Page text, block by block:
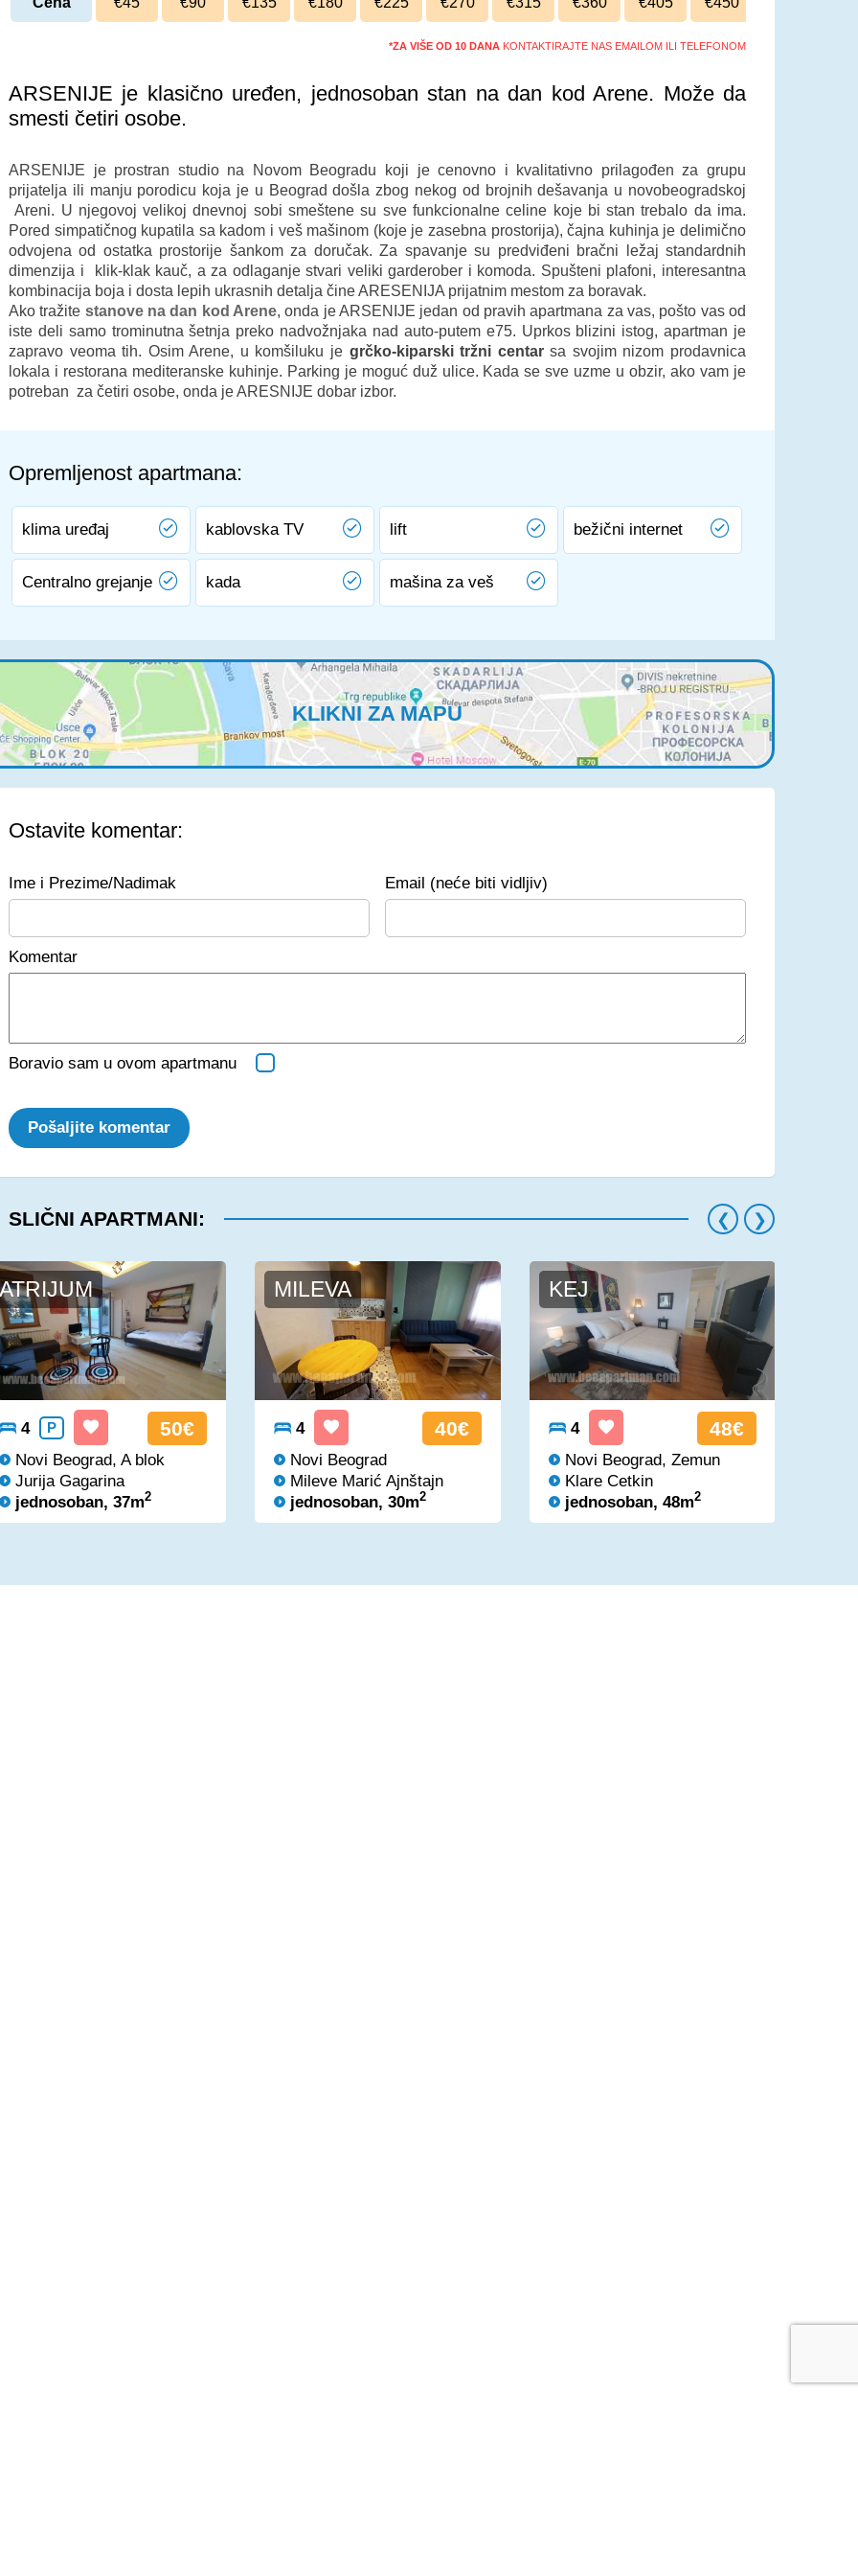
*ZA VIŠE OD 10 DANA KONTAKTIRAJTE NAS EMAILOM ILI TELEFONOM
ARSENIJE je klasično uređen, jednosoban stan na dan kod Arene. Može da
smesti četiri osobe.
ARSENIJE je prostran studio na Novom Beogradu koji je cenovno i kvalitativno prilagođen za grupu
prijatelja ili manju porodicu koja je u Beograd došla zbog nekog od brojnih dešavanja u novobeogradskoj
Areni. U njegovoj velikoj dnevnoj sobi smeštene su sve funkcionalne celine koje bi stan trebalo da ima.
Pored simpatičnog kupatila sa kadom i veš mašinom (koje je zasebna prostorija), čajna kuhinja je delimično
odvojena od ostatka prostorije šankom za doručak. Za spavanje su predviđeni bračni ležaj standardnih
dimenzija i klik-klak kauč, a za odlaganje stvari veliki garderober i komoda. Spušteni plafoni, interesantna
kombinacija boja i dosta lepih ukrasnih detalja čine ARESENIJA prijatnim mestom za boravak.
Ako tražite stanove na dan kod Arene, onda je ARSENIJE jedan od pravih apartmana za vas, pošto vas od
iste deli samo trominutna šetnja preko nadvožnjaka nad auto-putem e75. Uprkos blizini istog, apartman je
zapravo veoma tih. Osim Arene, u komšiluku je grčko-kiparski tržni centarsa svojim nizom prodavnica
lokala i restorana mediteranske kuhinje. Parking je moguć duž ulice. Kada se sve uzme u obzir, ako vam je
potreban za četiri osobe, onda je ARESNIJE dobar izbor.
Opremljenost apartmana:
klima uređaj kablovska TV lift bežični internet
Centralno grejanje kada mašina za veš
KLIKNI ZA MAPU
Ostavite komentar:
Ime i Prezime/Nadimak Email (neće biti vidljiv)
Komentar
Boravio sam u ovom apartmanu
Pošaljite komentar
SLIČNI APARTMANI:
ATRIJUM
4 P 50€
Novi Beograd, A blok
Jurija Gagarina
jednosoban, 37m2
MILEVA
4 40€
Novi Beograd
Mileve Marić Ajnštajn
jednosoban, 30m2
KEJ
4 48€
Novi Beograd, Zemun
Klare Cetkin
jednosoban, 48m2